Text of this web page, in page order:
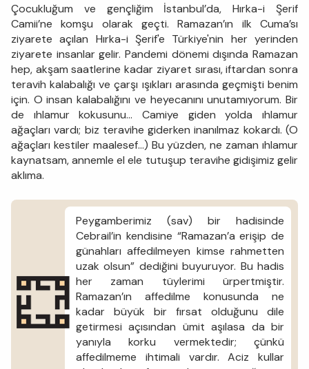
Çocukluğum ve gençliğim İstanbul’da, Hırka-i Şerif
Camii’ne komşu olarak geçti. Ramazan’ın ilk Cuma’sı
ziyarete açılan Hırka-i Şerif'e Türkiye'nin her yerinden
ziyarete insanlar gelir. Pandemi dönemi dışında Ramazan
hep, akşam saatlerine kadar ziyaret sırası, iftardan sonra
teravih kalabalığı ve çarşı ışıkları arasında geçmişti benim
için. O insan kalabalığını ve heyecanını unutamıyorum. Bir
de ıhlamur kokusunu… Camiye giden yolda ıhlamur
ağaçları vardı; biz teravihe giderken inanılmaz kokardı. (O
ağaçları kestiler maalesef…) Bu yüzden, ne zaman ıhlamur
kaynatsam, annemle el ele tutuşup teravihe gidişimiz gelir
aklıma.
Peygamberimiz (sav) bir hadisinde
Cebrail’in kendisine “Ramazan’a erişip de
günahları affedilmeyen kimse rahmetten
uzak olsun” dediğini buyuruyor. Bu hadis
her zaman tüylerimi ürpertmiştir.
Ramazan’ın affedilme konusunda ne
kadar büyük bir fırsat olduğunu dile
getirmesi açısından ümit aşılasa da bir
yanıyla korku vermektedir; çünkü
affedilmeme ihtimali vardır. Aciz kullar